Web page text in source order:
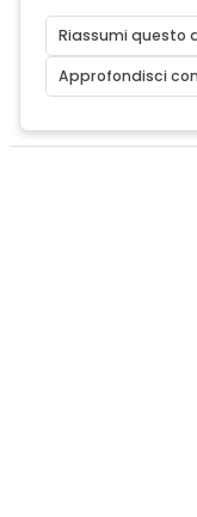
Riassumi questo
Approfondisci